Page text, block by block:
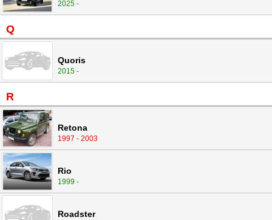
2025 -
Q
Quoris
2015 -
R
Retona
1997 - 2003
Rio
1999 -
Roadster